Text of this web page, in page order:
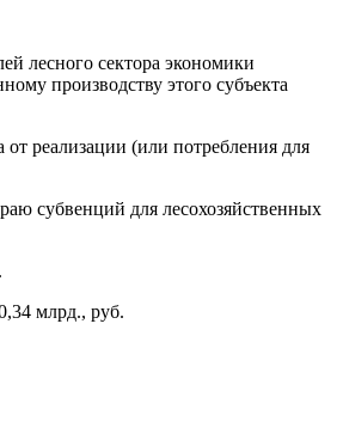
лесного сектора экономики
производству этого субъекта
реализации (или потребления для
субвенций для лесохозяйственных
млрд., руб.